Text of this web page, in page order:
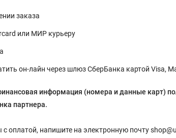
заказа
или МИР курьеру
он-лайн через шлюз СберБанка картой Visa,
информация (номера и данные карт)
партнера.
с оплатой, напишите на электронную почту